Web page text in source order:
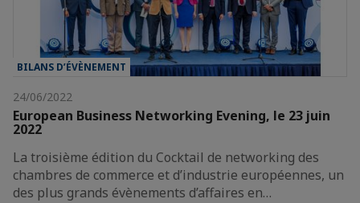
BILANS D’ÉVÈNEMENT
24/06/2022
European Business Networking Evening, le 23 juin
2022
La troisième édition du Cocktail de networking des
chambres de commerce et d’industrie européennes, un
des plus grands évènements d’affaires en…